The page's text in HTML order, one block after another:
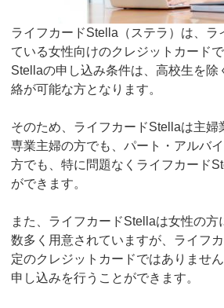
ライフカードStella（ステラ）は、ラ
ている女性向けのクレジットカード
Stellaの申し込み条件は、高校生を除
絡が可能な方となります。
そのため、ライフカードStellaは主婦
専業主婦の方でも、パート・アルバ
方でも、特に問題なくライフカード
ができます。
また、ライフカードStellaは女性の方
数多く用意されていますが、ライフ
定のクレジットカードではありませ
申し込みを行うことができます。